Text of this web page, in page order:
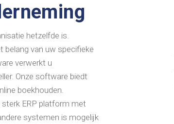
hetzelfde is.
belang van uw specifieke
verwerkt u
Onze software biedt
boekhouden.
ERP platform met
systemen is mogelijk